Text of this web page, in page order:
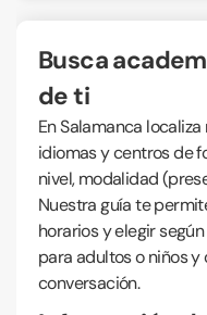
Busca academias de idiomas cerca
de ti
En Salamanca
idiomas y centros de
nivel, modalidad
Nuestra guía te
horarios y elegir
para adultos o niños
conversación.